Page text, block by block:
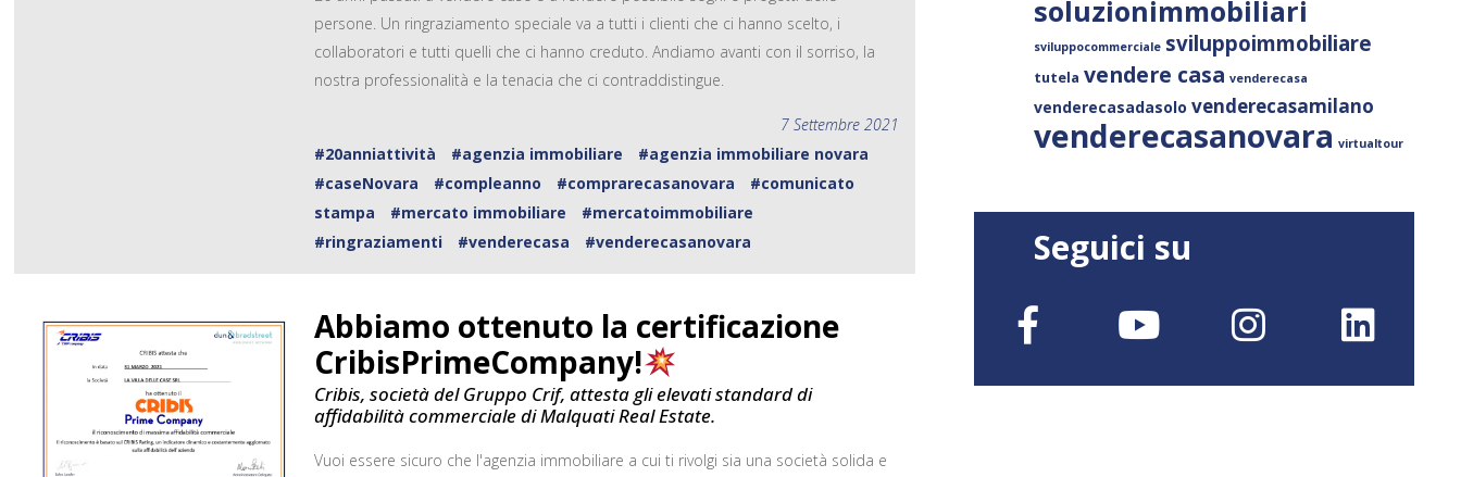
persone. Un ringraziamento speciale va a tutti i clienti che ci hanno scelto, i
collaboratori e tutti quelli che ci hanno creduto. Andiamo avanti con il sorriso, la
nostra professionalità e la tenacia che ci contraddistingue.
7 Settembre 2021
#20anniattività
#agenzia immobiliare
#agenzia immobiliare novara
#caseNovara
#compleanno #comprarecasanovara
#comunicato
stampa
#mercato immobiliare
#mercatoimmobiliare
#ringraziamenti
#venderecasa #venderecasanovara
Abbiamo ottenuto la certificazione
CribisPrimeCompany!
Cribis, società del Gruppo Crif, attesta gli elevati standard di
affidabilità commerciale di Malquati Real Estate.
Vuoi essere sicuro che l'agenzia immobiliare a cui ti rivolgi sia una società solida e
soluzionimmobiliari
sviluppocommerciale sviluppoimmobiliare
tutela vendere casa venderecasa
venderecasadasolo venderecasamilano
venderecasanovara virtualtour
Seguici su